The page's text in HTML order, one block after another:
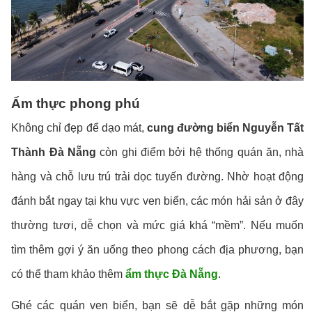
Ẩm thực phong phú
Không chỉ đẹp để dạo mát, cung đường biển Nguyễn Tất
Thành Đà Nẵng còn ghi điểm bởi hệ thống quán ăn, nhà
hàng và chỗ lưu trú trải dọc tuyến đường. Nhờ hoạt động
đánh bắt ngay tại khu vực ven biển, các món hải sản ở đây
thường tươi, dễ chọn và mức giá khá “mềm”. Nếu muốn
tìm thêm gợi ý ăn uống theo phong cách địa phương, bạn
có thể tham khảo thêmẩm thực Đà Nẵng.
Ghé các quán ven biển, bạn sẽ dễ bắt gặp những món